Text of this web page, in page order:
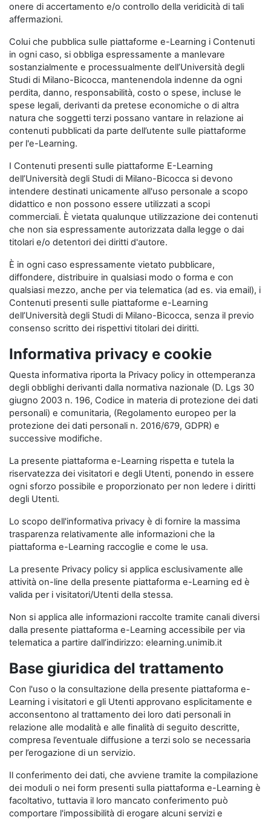
onere di accertamento e/o controllo della veridicità di tali
affermazioni.
Colui che pubblica sulle piattaforme e-Learning i Contenuti
in ogni caso, si obbliga espressamente a manlevare
sostanzialmente e processualmente dell’Università degli
Studi di Milano-Bicocca, mantenendola indenne da ogni
perdita, danno, responsabilità, costo o spese, incluse le
spese legali, derivanti da pretese economiche o di altra
natura che soggetti terzi possano vantare in relazione ai
contenuti pubblicati da parte dell’utente sulle piattaforme
per l'e-Learning.
I Contenuti presenti sulle piattaforme E-Learning
dell’Università degli Studi di Milano-Bicocca si devono
intendere destinati unicamente all'uso personale a scopo
didattico e non possono essere utilizzati a scopi
commerciali. È vietata qualunque utilizzazione dei contenuti
che non sia espressamente autorizzata dalla legge o dai
titolari e/o detentori dei diritti d'autore.
È in ogni caso espressamente vietato pubblicare,
diffondere, distribuire in qualsiasi modo o forma e con
qualsiasi mezzo, anche per via telematica (ad es. via email), i
Contenuti presenti sulle piattaforme e-Learning
dell’Università degli Studi di Milano-Bicocca, senza il previo
consenso scritto dei rispettivi titolari dei diritti.
Informativa privacy e cookie
Questa informativa riporta la Privacy policy in ottemperanza
degli obblighi derivanti dalla normativa nazionale (D. Lgs 30
giugno 2003 n. 196, Codice in materia di protezione dei dati
personali) e comunitaria, (Regolamento europeo per la
protezione dei dati personali n. 2016/679, GDPR) e
successive modifiche.
La presente piattaforma e-Learning rispetta e tutela la
riservatezza dei visitatori e degli Utenti, ponendo in essere
ogni sforzo possibile e proporzionato per non ledere i diritti
degli Utenti.
Lo scopo dell'informativa privacy è di fornire la massima
trasparenza relativamente alle informazioni che la
piattaforma e-Learning raccoglie e come le usa.
La presente Privacy policy si applica esclusivamente alle
attività on-line della presente piattaforma e-Learning ed è
valida per i visitatori/Utenti della stessa.
Non si applica alle informazioni raccolte tramite canali diversi
dalla presente piattaforma e-Learning accessibile per via
telematica a partire dall’indirizzo: elearning.unimib.it
Base giuridica del trattamento
Con l'uso o la consultazione della presente piattaforma e-
Learning i visitatori e gli Utenti approvano esplicitamente e
acconsentono al trattamento dei loro dati personali in
relazione alle modalità e alle finalità di seguito descritte,
compresa l’eventuale diffusione a terzi solo se necessaria
per l’erogazione di un servizio.
Il conferimento dei dati, che avviene tramite la compilazione
dei moduli o nei form presenti sulla piattaforma e-Learning è
facoltativo, tuttavia il loro mancato conferimento può
comportare l'impossibilità di erogare alcuni servizi e